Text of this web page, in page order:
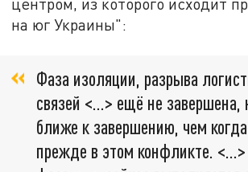
на юг Украины":
Фаза изоляции, разрыва
связей <…> ещё не завершена,
ближе к завершению, чем
прежде в этом конфликте. <…>